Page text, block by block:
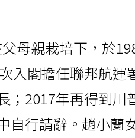
母親栽培下，於
入閣擔任聯邦航
；2017年再得到
自行請辭。趙小蘭